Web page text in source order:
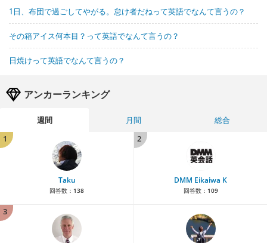
1日、布団で過ごしてやがる。怠け者だねって英語でなんて言うの？
その箱アイス何本目？って英語でなんて言うの？
日焼けって英語でなんて言うの？
アンカーランキング
週間 月間
総合
1
Taku
回答数： 138
2
DMM Eikaiwa K
回答数： 109
3